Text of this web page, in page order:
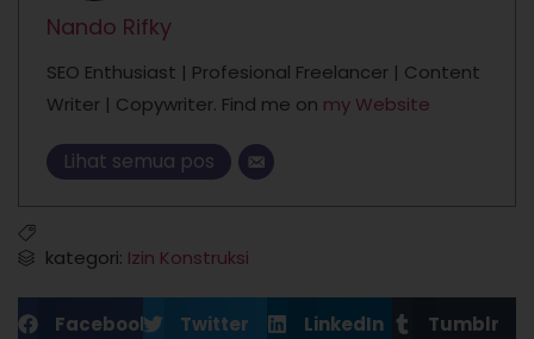
Nando Rifky
SEO Enthusiast | Profesional Freelancer | Content
Writer | Copywriter. Find me on my Website
Lihat semua pos
kategori: Izin Konstruksi
Facebook Twitter LinkedIn Tumblr